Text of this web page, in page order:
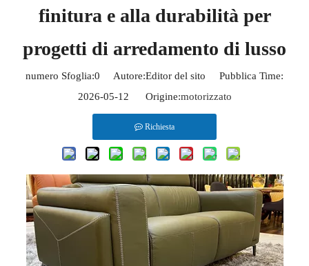
finitura e alla durabilità per
progetti di arredamento di lusso
numero Sfoglia:0 Autore:Editor del sito Pubblica Time:
2026-05-12 Origine:motorizzato
Richiesta